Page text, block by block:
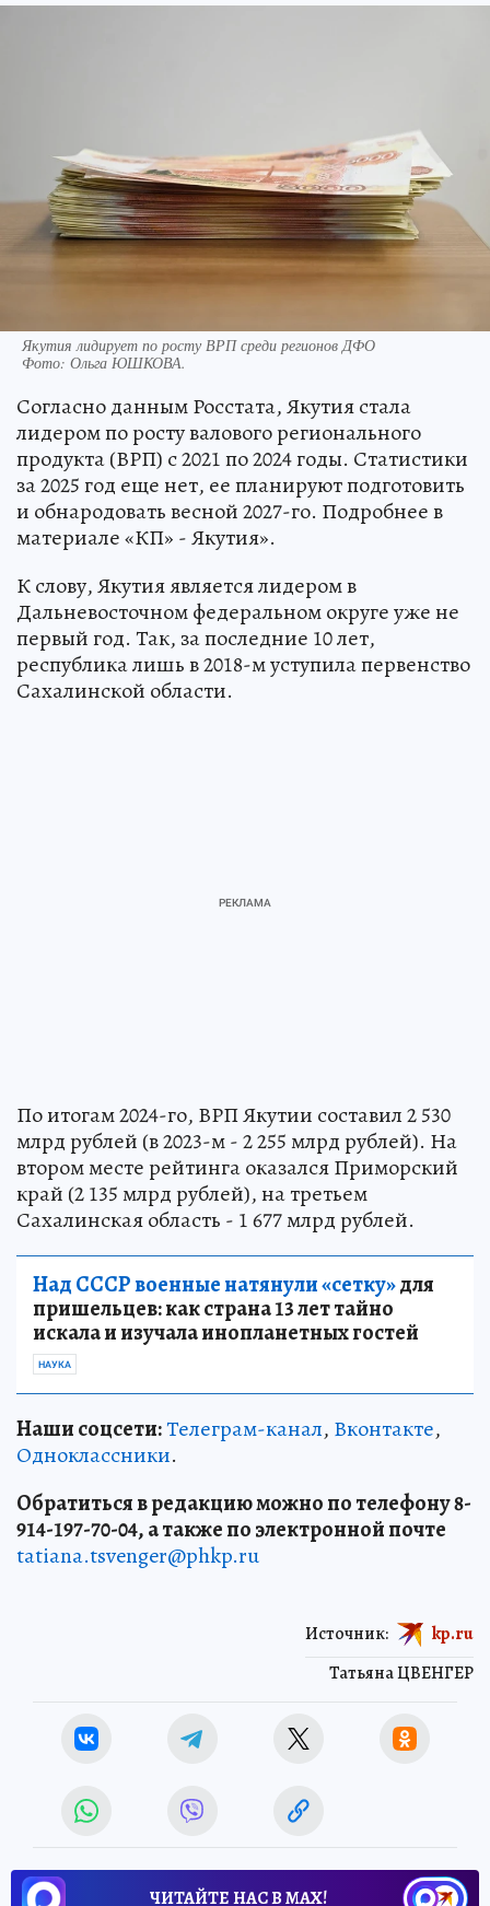
Якутия лидирует по росту ВРП среди регионов ДФО
Фото: Ольга ЮШКОВА.
Согласно данным Росстата, Якутия стала
лидером по росту валового регионального
продукта (ВРП) с 2021 по 2024 годы. Статистики
за 2025 год еще нет, ее планируют подготовить
и обнародовать весной 2027-го. Подробнее в
материале «КП» - Якутия».
К слову, Якутия является лидером в
Дальневосточном федеральном округе уже не
первый год. Так, за последние 10 лет,
республика лишь в 2018-м уступила первенство
Сахалинской области.
По итогам 2024-го, ВРП Якутии составил 2 530
млрд рублей (в 2023-м - 2 255 млрд рублей). На
втором месте рейтинга оказался Приморский
край (2 135 млрд рублей), на третьем
Сахалинская область - 1 677 млрд рублей.
Над СССР военные натянули «сетку»для
пришельцев: как страна 13 лет тайно
искала и изучала инопланетных гостей
НАУКА
Наши соцсети:Телеграм-канал, Вконтакте,
Одноклассники.
Обратиться в редакцию можно по телефону 8-
914-197-70-04, а также по электронной почте
tatiana.tsvenger@phkp.ru
Татьяна ЦВЕНГЕР
Источник: kp.ru
ЧИТАЙТЕ НАС В МАХ!